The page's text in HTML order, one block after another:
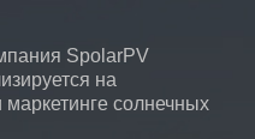
SpolarPV
на
маркетинге солнечных
и солнечных